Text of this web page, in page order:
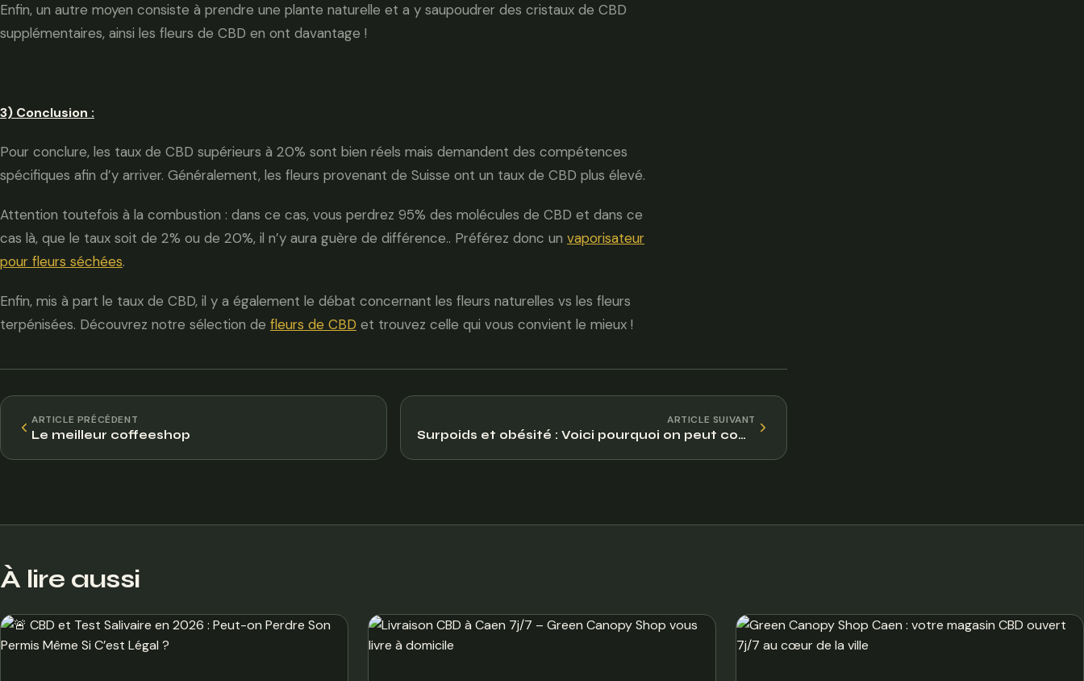
Enfin, un autre moyen consiste à prendre une plante naturelle et a y saupoudrer des cristaux de CBD
supplémentaires, ainsi les fleurs de CBD en ont davantage !
3) Conclusion :
Pour conclure, les taux de CBD supérieurs à 20% sont bien réels mais demandent des compétences
spécifiques afin d’y arriver. Généralement, les fleurs provenant de Suisse ont un taux de CBD plus élevé.
Attention toutefois à la combustion : dans ce cas, vous perdrez 95% des molécules de CBD et dans ce
cas là, que le taux soit de 2% ou de 20%, il n’y aura guère de différence.. Préférez donc un vaporisateur
pour fleurs séchées.
Enfin, mis à part le taux de CBD, il y a également le débat concernant les fleurs naturelles vs les fleurs
terpénisées. Découvrez notre sélection de fleurs de CBD et trouvez celle qui vous convient le mieux !
ARTICLE PRÉCÉDENT
Le meilleur coffeeshop
ARTICLE SUIVANT
Surpoids et obésité : Voici pourquoi on peut compter sur le CBD
À lire aussi